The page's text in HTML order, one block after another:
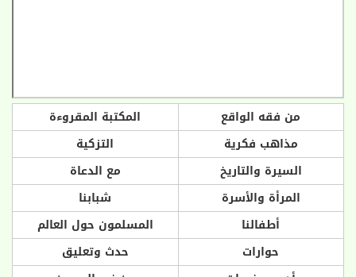
من فقه الواقع
المكتبة المقروءة
مذاهب فكرية
التزكية
السيرة والتاريخ
مع الدعاة
المرأة والأسرة
شبابنا
أطفالنا
المسلمون حول العالم
حوارات
حدث وتعليق